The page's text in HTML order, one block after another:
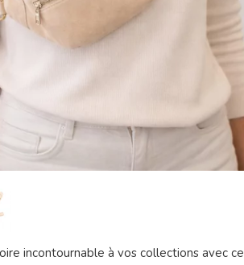
incontournable à vos collections avec ce